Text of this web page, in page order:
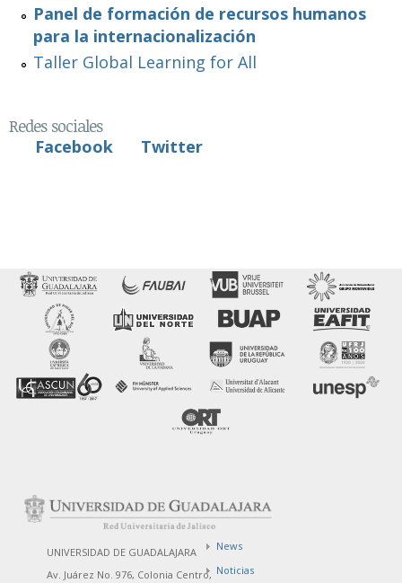
Panel de formación de recursos humanos
para la internacionalización
Taller Global Learning for All
Redes sociales
Facebook
Twitter
UNIVERSIDAD DE GUADALAJARA
Av. Juárez No. 976, Colonia Centro,
News
Noticias